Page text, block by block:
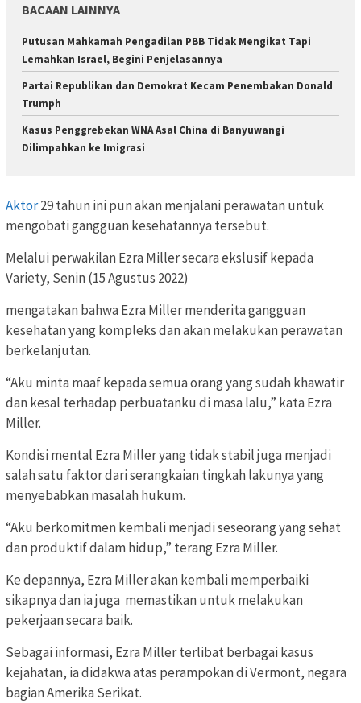
BACAAN LAINNYA
Putusan Mahkamah Pengadilan PBB Tidak Mengikat Tapi
Lemahkan Israel, Begini Penjelasannya
Partai Republikan dan Demokrat Kecam Penembakan Donald
Trumph
Kasus Penggrebekan WNA Asal China di Banyuwangi
Dilimpahkan ke Imigrasi
Aktor29 tahun ini pun akan menjalani perawatan untuk
mengobati gangguan kesehatannya tersebut.
Melalui perwakilan Ezra Miller secara ekslusif kepada
Variety, Senin (15 Agustus 2022)
mengatakan bahwa Ezra Miller menderita gangguan
kesehatan yang kompleks dan akan melakukan perawatan
berkelanjutan.
“Aku minta maaf kepada semua orang yang sudah khawatir
dan kesal terhadap perbuatanku di masa lalu,” kata Ezra
Miller.
Kondisi mental Ezra Miller yang tidak stabil juga menjadi
salah satu faktor dari serangkaian tingkah lakunya yang
menyebabkan masalah hukum.
“Aku berkomitmen kembali menjadi seseorang yang sehat
dan produktif dalam hidup,” terang Ezra Miller.
Ke depannya, Ezra Miller akan kembali memperbaiki
sikapnya dan ia juga memastikan untuk melakukan
pekerjaan secara baik.
Sebagai informasi, Ezra Miller terlibat berbagai kasus
kejahatan, ia didakwa atas perampokan di Vermont, negara
bagian Amerika Serikat.